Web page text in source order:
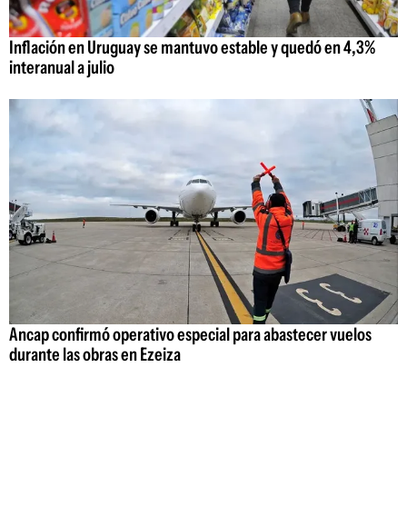
Inflación en Uruguay se mantuvo estable y quedó en 4,3%
interanual a julio
Ancap confirmó operativo especial para abastecer vuelos
durante las obras en Ezeiza